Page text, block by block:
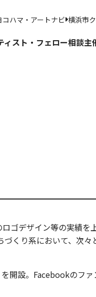
コハマ・アートナビ 横浜市
ィスト・フェロー相談主
ゴデザイン等の実績を
くり系において、次々
開設。Facebookのフ